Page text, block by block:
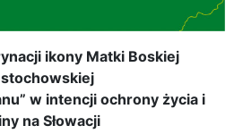
ikony Matki Boskiej
w intencji ochrony życia i
na Słowacji